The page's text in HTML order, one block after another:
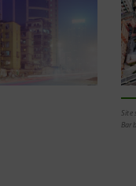
Site